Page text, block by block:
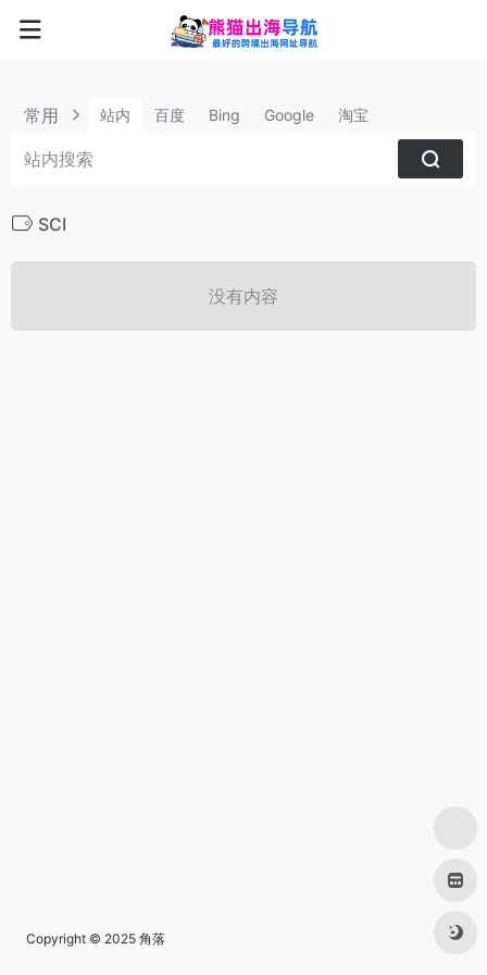
常用 站内 百度 Bing Google 淘宝
SCI
没有内容
Copyright © 2025 角落